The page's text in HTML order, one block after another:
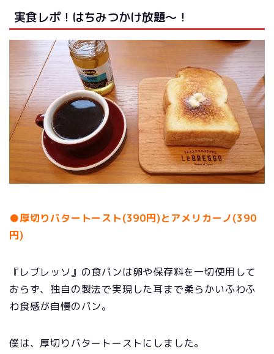
実食レポ！はちみつかけ放題～！
●厚切りバタートースト(390円)とアメリカーノ(390
円)
『レブレッソ』の食パンは卵や保存料を一切使用して
おらず、独自の製法で実現した耳まで柔らかいふわふ
わ食感が自慢のパン。
僕は、厚切りバタートーストにしました。